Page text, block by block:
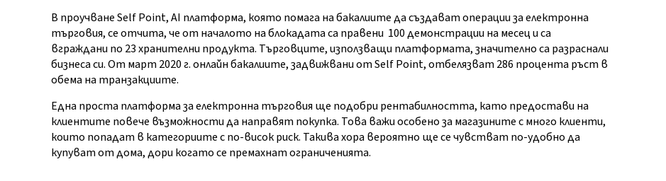
В проучване Self Point, AI платформа, която помага на бакалиите да създават операции за електронна
търговия, се отчита, че от началото на блокадата са правени 100 демонстрации на месец и са
вграждани по 23 хранителни продукта. Търговците, използващи платформата, значително са разраснали
бизнеса си. От март 2020 г. онлайн бакалиите, задвижвани от Self Point, отбелязват 286 процента ръст в
обема на транзакциите.
Една проста платформа за електронна търговия ще подобри рентабилността, като предостави на
клиентите повече възможности да направят покупка. Това важи особено за магазините с много клиенти,
които попадат в категориите с по-висок риск. Такива хора вероятно ще се чувстват по-удобно да
купуват от дома, дори когато се премахнат ограниченията.